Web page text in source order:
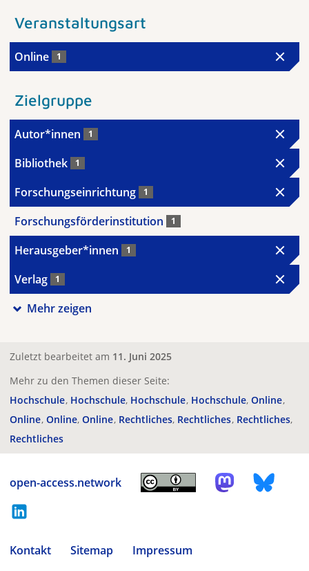
Veranstaltungsart
Online 1
Zielgruppe
Autor*innen 1
Bibliothek 1
Forschungseinrichtung 1
Forschungsförderinstitution 1
Herausgeber*innen 1
Verlag 1
Mehr zeigen
Zuletzt bearbeitet am 11. Juni 2025
Mehr zu den Themen dieser Seite:
Hochschule Hochschule Hochschule Hochschule Online
Online Online Online Rechtliches Rechtliches Rechtliches
Rechtliches
open-access.network
Kontakt Sitemap
Impressum